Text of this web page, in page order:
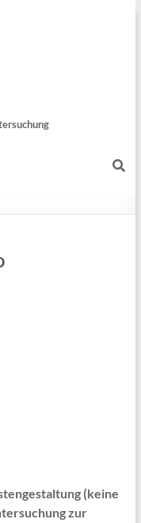
Mannheim :::
(keine
zur